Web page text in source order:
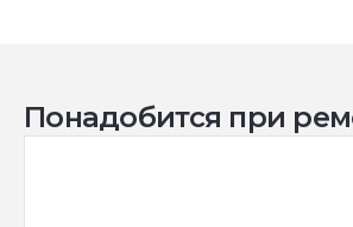
Понадобится при